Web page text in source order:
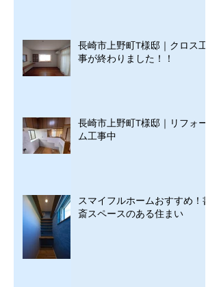
長崎市上野町T様邸｜クロス工
事が終わりました！！
長崎市上野町T様邸｜リフォー
ム工事中
スマイフルホームおすすめ！書
斎スペースのある住まい